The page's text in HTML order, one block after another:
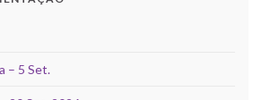
– 5 Set.